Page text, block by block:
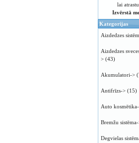
lai
Izvērstā
Kategorijas
Aizdedzes
Aizdedzes
> (43)
Akumulatori->
Antifrīzs-> (15)
Auto
Bremžu
Degvielas